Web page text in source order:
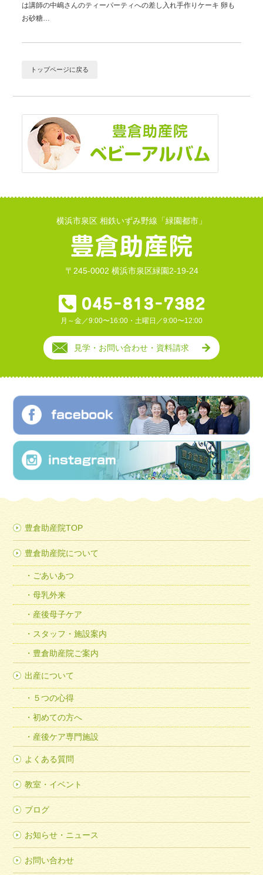
は講師の中嶋さんのティーパーティへの差し入れ手作りケーキ 卵も
お砂糖…
トップページに戻る
横浜市泉区 相鉄いずみ野線「緑園都市」
〒245-0002 横浜市泉区緑園2-19-24
月～金／9:00〜16:00・土曜日／9:00〜12:00
見学・お問い合わせ・資料請求
豊倉助産院TOP
豊倉助産院について
ごあいあつ
母乳外来
産後母子ケア
スタッフ・施設案内
豊倉助産院ご案内
出産について
５つの心得
初めての方へ
産後ケア専門施設
よくある質問
教室・イベント
ブログ
お知らせ・ニュース
お問い合わせ